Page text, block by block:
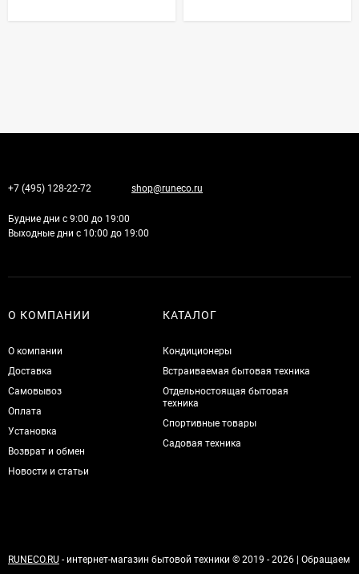
+7 (495) 128-22-72 shop@runeco.ru
Будние дни с 9:00 до 19:00
Выходные дни с 10:00 до 19:00
О КОМПАНИИ
О компании
Доставка
Самовывоз
Оплата
Установка
Возврат и обмен
Новости и статьи
КАТАЛОГ
Кондиционеры
Встраиваемая бытовая техника
Отдельностоящая бытовая
техника
Спортивные товары
Садовая техника
RUNECO.RU - интернет-магазин бытовой техники © 2019 - 2026 | Обращаем